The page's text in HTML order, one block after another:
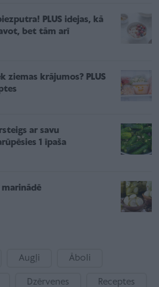
PLUS idejas, kā
bet tām arī
ziemas krājumos? PLUS
ar savu
1 īpaša
marinādē
Augļi Āboli
Dzērvenes Receptes